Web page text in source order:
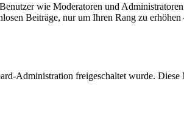
wie Moderatoren und
Beiträge, nur um Ihren Rang zu
Administration freigeschaltet wurde. Diese